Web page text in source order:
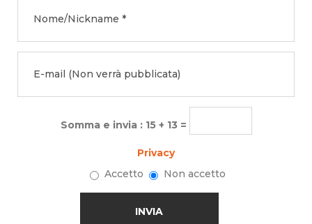
Somma e invia : 15 + 13 =
Privacy
Accetto
Non accetto